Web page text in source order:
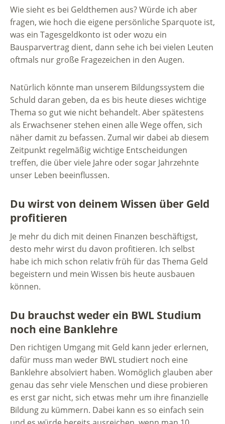
Wie sieht es bei Geldthemen aus? Würde ich aber
fragen, wie hoch die eigene persönliche Sparquote ist,
was ein Tagesgeldkonto ist oder wozu ein
Bausparvertrag dient, dann sehe ich bei vielen Leuten
oftmals nur große Fragezeichen in den Augen.
Natürlich könnte man unserem Bildungssystem die
Schuld daran geben, da es bis heute dieses wichtige
Thema so gut wie nicht behandelt. Aber spätestens
als Erwachsener stehen einen alle Wege offen, sich
näher damit zu befassen. Zumal wir dabei ab diesem
Zeitpunkt regelmäßig wichtige Entscheidungen
treffen, die über viele Jahre oder sogar Jahrzehnte
unser Leben beeinflussen.
Du wirst von deinem Wissen über Geld
profitieren
Je mehr du dich mit deinen Finanzen beschäftigst,
desto mehr wirst du davon profitieren. Ich selbst
habe ich mich schon relativ früh für das Thema Geld
begeistern und mein Wissen bis heute ausbauen
können.
Du brauchst weder ein BWL Studium
noch eine Banklehre
Den richtigen Umgang mit Geld kann jeder erlernen,
dafür muss man weder BWL studiert noch eine
Banklehre absolviert haben. Womöglich glauben aber
genau das sehr viele Menschen und diese probieren
es erst gar nicht, sich etwas mehr um ihre finanzielle
Bildung zu kümmern. Dabei kann es so einfach sein